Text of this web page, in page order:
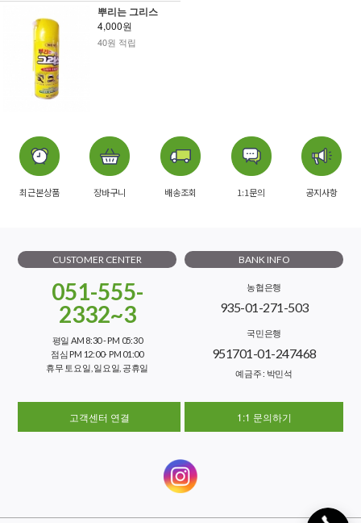
뿌리는 그리스
4,000원
40원 적립
최근본상품 장바구니 배송조회 1:1문의 공지사항
CUSTOMER CENTER
051-555-
2332~3
평일 AM 8:30 - PM 05:30
점심 PM 12:00- PM 01:00
휴무 토요일, 일요일, 공휴일
BANK INFO
농협은행
935-01-271-503
국민은행
951701-01-247468
예금주 : 박민석
고객센터 연결 1:1 문의하기